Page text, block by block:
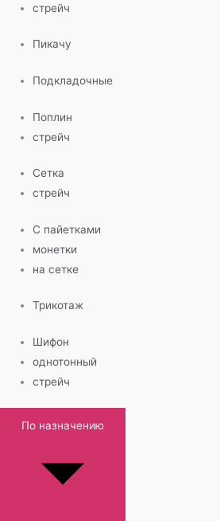
стрейч
Пикачу
Подкладочные
Поплин
стрейч
Сетка
стрейч
С пайетками
монетки
на сетке
Трикотаж
Шифон
однотонный
стрейч
По назначению